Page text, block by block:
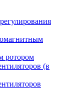
ротором
(в